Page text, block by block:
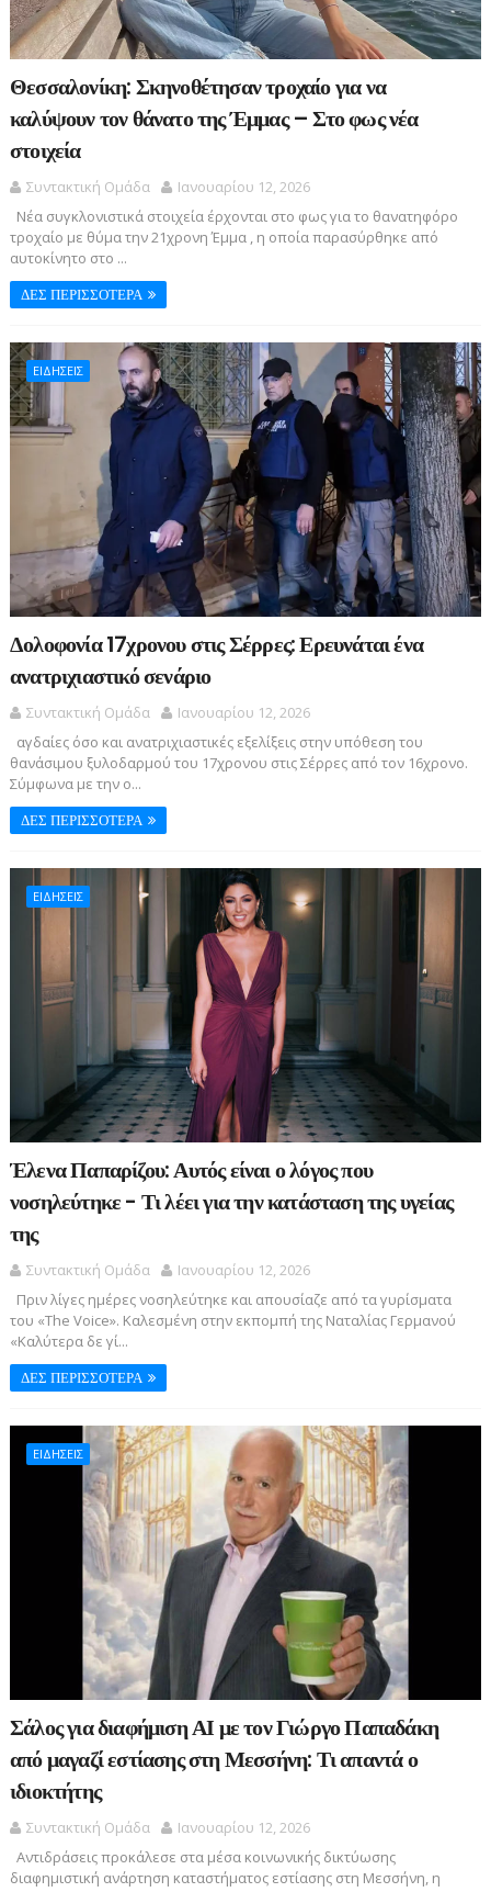
Θεσσαλονίκη: Σκηνοθέτησαν τροχαίο για να
καλύψουν τον θάνατο της Έμμας – Στο φως νέα
στοιχεία
Συντακτική Ομάδα
Ιανουαρίου 12, 2026
Νέα συγκλονιστικά στοιχεία έρχονται στο φως για το θανατηφόρο
τροχαίο με θύμα την 21χρονη Έμμα , η οποία παρασύρθηκε από
αυτοκίνητο στο ...
ΔΕΣ ΠΕΡΙΣΣΟΤΕΡΑ
ΕΙΔΗΣΕΙΣ
Δολοφονία 17χρονου στις Σέρρες: Ερευνάται ένα
ανατριχιαστικό σενάριο
Συντακτική Ομάδα
Ιανουαρίου 12, 2026
αγδαίες όσο και ανατριχιαστικές εξελίξεις στην υπόθεση του
θανάσιμου ξυλοδαρμού του 17χρονου στις Σέρρες από τον 16χρονο.
Σύμφωνα με την ο...
ΔΕΣ ΠΕΡΙΣΣΟΤΕΡΑ
ΕΙΔΗΣΕΙΣ
Έλενα Παπαρίζου: Αυτός είναι ο λόγος που
νοσηλεύτηκε - Τι λέει για την κατάσταση της υγείας
της
Συντακτική Ομάδα
Ιανουαρίου 12, 2026
Πριν λίγες ημέρες νοσηλεύτηκε και απουσίαζε από τα γυρίσματα
του «The Voice». Καλεσμένη στην εκπομπή της Ναταλίας Γερμανού
«Καλύτερα δε γί...
ΔΕΣ ΠΕΡΙΣΣΟΤΕΡΑ
ΕΙΔΗΣΕΙΣ
Σάλος για διαφήμιση ΑΙ με τον Γιώργο Παπαδάκη
από μαγαζί εστίασης στη Μεσσήνη: Τι απαντά ο
ιδιοκτήτης
Συντακτική Ομάδα
Ιανουαρίου 12, 2026
Αντιδράσεις προκάλεσε στα μέσα κοινωνικής δικτύωσης
διαφημιστική ανάρτηση καταστήματος εστίασης στη Μεσσήνη, η